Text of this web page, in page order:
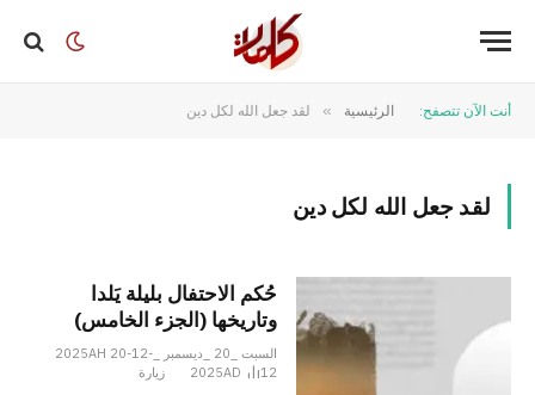
أنت الآن تتصفح: الرئيسية » لقد جعل الله لكل دين
لقد جعل الله لكل دين
حُكم الاحتفال بليلة يَلدا
وتاريخها (الجزء الخامس)
السبت _20 _ديسمبر _2025AH 20-12-
2025AD
12 زيارة